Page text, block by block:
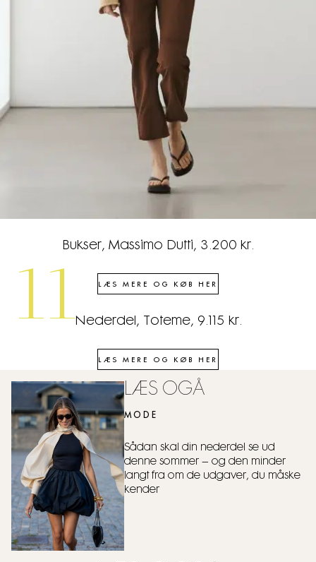
Bukser, Massimo Dutti, 3.200 kr.
LÆS MERE OG KØB HER
11Nederdel, Toteme, 9.115 kr.
LÆS MERE OG KØB HER
LÆS OGÅ
MODE
Sådan skal din nederdel se ud
denne sommer – og den minder
langt fra om de udgaver, du måske
kender